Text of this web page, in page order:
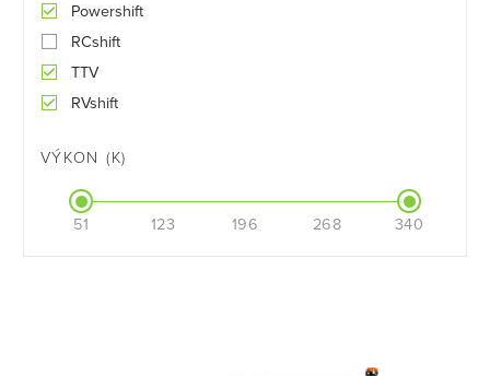
Powershift
RCshift
TTV
RVshift
VÝKON (K)
51 123 196 268 340